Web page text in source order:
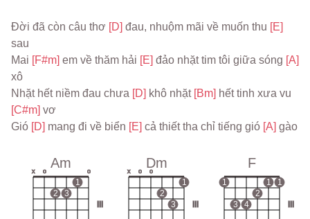
Đời đã còn câu thơ [D] đau, nhuộm mãi về muốn thu
sau
Mai [F#m] em về thăm hải [E] đảo nhặt tim tôi giữa sóng
xô
Nhặt hết niềm đau chưa [D] khô nhặt [Bm]
[C#m] vơ
Gió [D] mang đi về biển [E] cả thiết tha chỉ tiếng gió [A] gào
Am
x o
2 3
1
o
Dm
x o o
2
3
1
F
1
3 4
2
1 1